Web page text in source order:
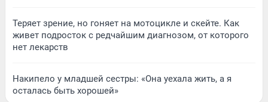
Теряет зрение, но гоняет на мотоцикле и скейте. Как
живет подросток с редчайшим диагнозом, от которого
нет лекарств
Накипело у младшей сестры: «Она уехала жить, а я
осталась быть хорошей»